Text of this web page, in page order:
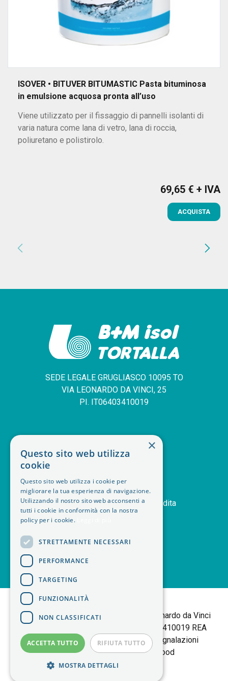
ISOVER • BITUVER BITUMASTIC Pasta bituminosa
in emulsione acquosa pronta all’uso
Viene utilizzato per il fissaggio di pannelli isolanti di
varia natura come lana di vetro, lana di roccia,
poliuretano e polistirolo.
Prezzo
69,65 € + IVA
ACQUISTA
chevron_left chevron_right
SEDE LEGALE GRUGLIASCO 10095 TO
VIA LEONARDO DA VINCI, 25
PI. IT06403410019
deskphone +39 011 408 14 28
orders Storico ordini
handshake Termini e condizioni di vendita
delivery_truck_speed
B+M isol TortallaSede Legale: Via Leonardo da Vinci
25 | 10095 Grugliasco (TO) P.IVA 06403410019 REA
TORINO 783877 | Policy Privacy |Segnalazioni
Whistleblowing| made byElwood
×
Questo sito web utilizza
cookie
Questo sito web utilizza i cookie per
migliorare la tua esperienza di navigazione.
Utilizzando il nostro sito web acconsenti a
tutti i cookie in conformità con la nostra
policy per i cookie.
STRETTAMENTE NECESSARI
PERFORMANCE
TARGETING
FUNZIONALITÀ
NON CLASSIFICATI
ACCETTA TUTTO RIFIUTA TUTTO
MOSTRA DETTAGLI